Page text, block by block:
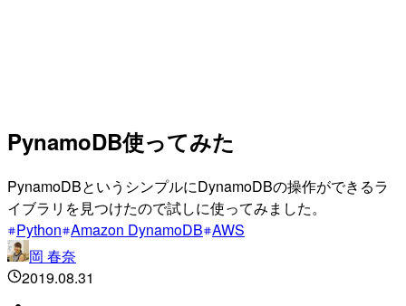
PynamoDB使ってみた
PynamoDBというシンプルにDynamoDBの操作ができるラ
イブラリを見つけたので試しに使ってみました。
Python Amazon DynamoDB AWS
岡 春奈
2019.08.31